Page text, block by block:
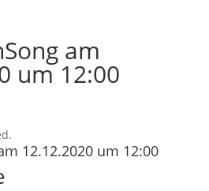
am
um 12:00
12.12.2020 um 12:00